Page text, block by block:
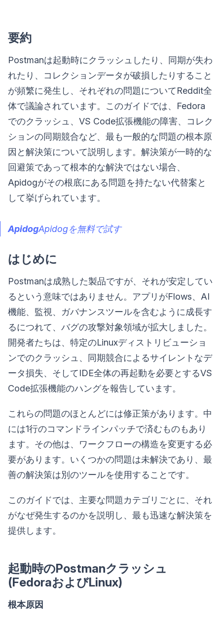
要約
Postmanは起動時にクラッシュしたり、同期が失わ
れたり、コレクションデータが破損したりすること
が頻繁に発生し、それぞれの問題についてReddit全
体で議論されています。このガイドでは、Fedora
でのクラッシュ、VS Code拡張機能の障害、コレク
ションの同期競合など、最も一般的な問題の根本原
因と解決策について説明します。解決策が一時的な
回避策であって根本的な解決ではない場合、
Apidogがその根底にある問題を持たない代替案と
して挙げられています。
ApidogApidogを無料で試す
はじめに
Postmanは成熟した製品ですが、それが安定してい
るという意味ではありません。アプリがFlows、AI
機能、監視、ガバナンスツールを含むように成長す
るにつれて、バグの攻撃対象領域が拡大しました。
開発者たちは、特定のLinuxディストリビューショ
ンでのクラッシュ、同期競合によるサイレントなデ
ータ損失、そしてIDE全体の再起動を必要とするVS
Code拡張機能のハングを報告しています。
これらの問題のほとんどには修正策があります。中
には1行のコマンドラインパッチで済むものもあり
ます。その他は、ワークフローの構造を変更する必
要があります。いくつかの問題は未解決であり、最
善の解決策は別のツールを使用することです。
このガイドでは、主要な問題カテゴリごとに、それ
がなぜ発生するのかを説明し、最も迅速な解決策を
提供します。
起動時のPostmanクラッシュ
(FedoraおよびLinux)
根本原因